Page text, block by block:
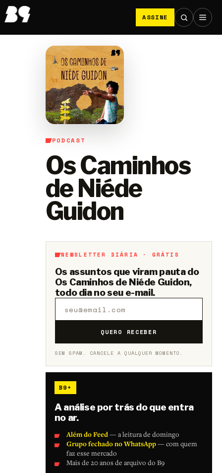
ASSINE
PODCAST
Os Caminhos
de Niéde
Guidon
NEWSLETTER DIÁRIA · GRÁTIS
Os assuntos que viram pauta do
Os Caminhos de Niéde Guidon,
todo dia no seu e-mail.
QUERO RECEBER
SEM SPAM. CANCELE A QUALQUER MOMENTO.
B9+
A análise por trás do que entra
no ar.
Além do Feed— a leitura de domingo
Grupo fechado no WhatsApp— com quem
faz esse mercado
Mais de 20 anos de arquivo do B9